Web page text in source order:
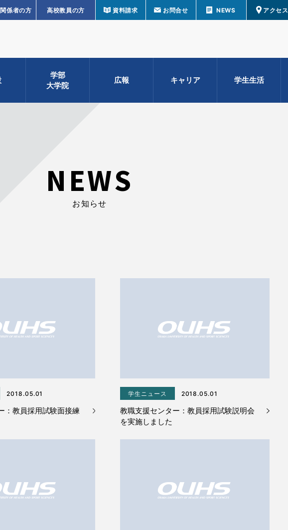
係者の方 高校教員の方 資料請求 お問合せ NEWS アクセス
学部
大学院
広報 キャリア 学生生活
NEWS
お知らせ
2018.05.01
：教員採用試験面接練
学生ニュース 2018.05.01
教職支援センター：教員採用試験説明会
を実施しました